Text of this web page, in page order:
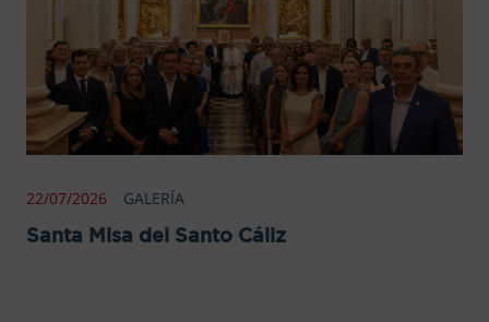
22/07/2026 GALERÍA
Santa Misa del Santo Cáliz